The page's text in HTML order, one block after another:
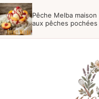
Aller
au
contenu
Pêche Melba maison
aux pêches pochées